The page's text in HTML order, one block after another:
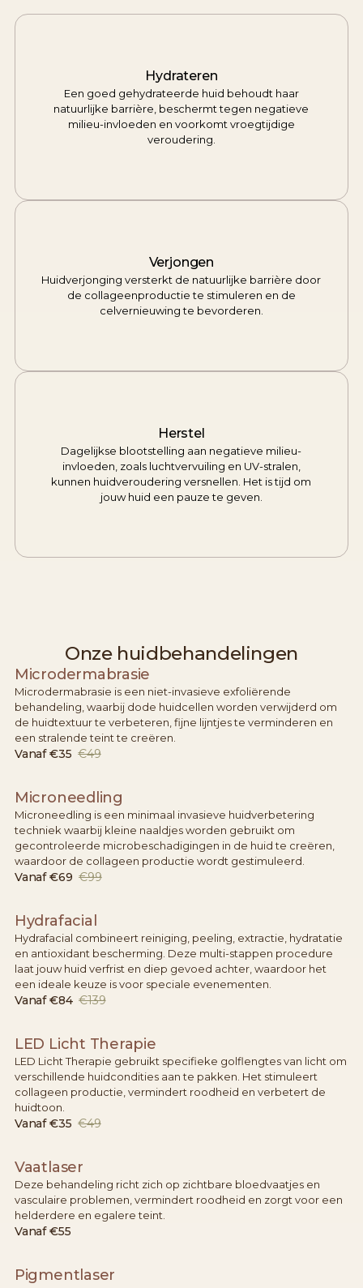
Hydrateren
Een goed gehydrateerde huid behoudt haar
natuurlijke barrière, beschermt tegen negatieve
milieu-invloeden en voorkomt vroegtijdige
veroudering.
Verjongen
Huidverjonging versterkt de natuurlijke barrière door
de collageenproductie te stimuleren en de
celvernieuwing te bevorderen.
Herstel
Dagelijkse blootstelling aan negatieve milieu-
invloeden, zoals luchtvervuiling en UV-stralen,
kunnen huidveroudering versnellen. Het is tijd om
jouw huid een pauze te geven.
Onze huidbehandelingen
Microdermabrasie
Microdermabrasie is een niet-invasieve exfoliërende
behandeling, waarbij dode huidcellen worden verwijderd om
de huidtextuur te verbeteren, fijne lijntjes te verminderen en
een stralende teint te creëren.
Vanaf €35 €49
Microneedling
Microneedling is een minimaal invasieve huidverbetering
techniek waarbij kleine naaldjes worden gebruikt om
gecontroleerde microbeschadigingen in de huid te creëren,
waardoor de collageen productie wordt gestimuleerd.
Vanaf €69 €99
Hydrafacial
Hydrafacial combineert reiniging, peeling, extractie, hydratatie
en antioxidant bescherming. Deze multi-stappen procedure
laat jouw huid verfrist en diep gevoed achter, waardoor het
een ideale keuze is voor speciale evenementen.
Vanaf €84 €139
LED Licht Therapie
LED Licht Therapie gebruikt specifieke golflengtes van licht om
verschillende huidcondities aan te pakken. Het stimuleert
collageen productie, vermindert roodheid en verbetert de
huidtoon.
Vanaf €35 €49
Vaatlaser
Deze behandeling richt zich op zichtbare bloedvaatjes en
vasculaire problemen, vermindert roodheid en zorgt voor een
helderdere en egalere teint.
Vanaf €55
Pigmentlaser